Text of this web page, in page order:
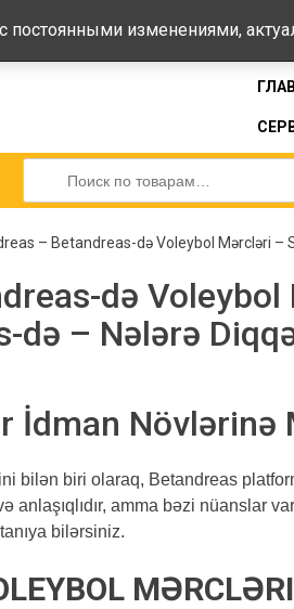
434-44-33
Искать:
– Betandreas-də Voleybol Mərcləri –
də
də – Nələrə
İdman Növlərinə
bilən biri olaraq, Betandreas
amma bəzi nüanslar var
bilərsiniz.
постоянными изменениями,